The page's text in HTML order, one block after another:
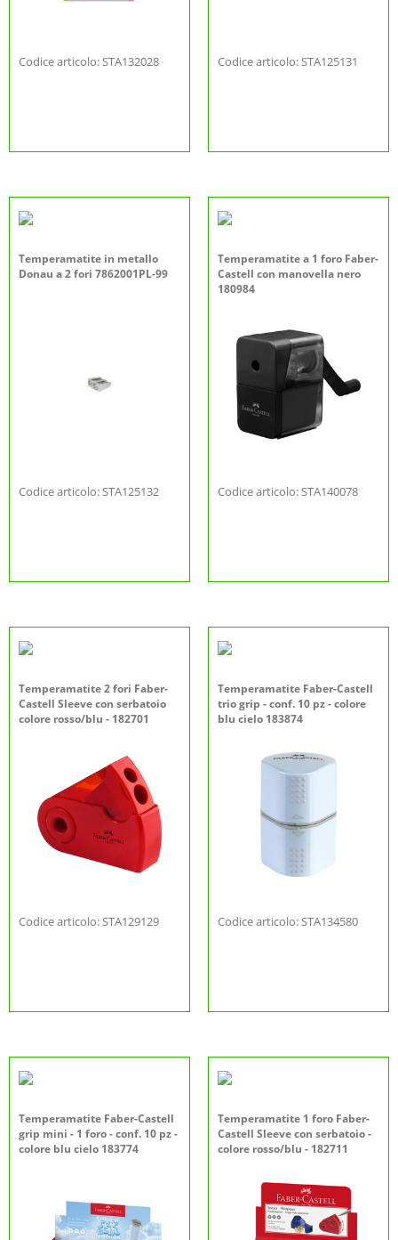
Codice articolo: STA132028 Codice articolo: STA125131
Temperamatite in metallo
Donau a 2 fori 7862001PL-99
Codice articolo: STA125132
Temperamatite a 1 foro Faber-
Castell con manovella nero
180984
Codice articolo: STA140078
Temperamatite 2 fori Faber-
Castell Sleeve con serbatoio
colore rosso/blu - 182701
Codice articolo: STA129129
Temperamatite Faber-Castell
trio grip - conf. 10 pz - colore
blu cielo 183874
Codice articolo: STA134580
Temperamatite Faber-Castell
grip mini - 1 foro - conf. 10 pz -
colore blu cielo 183774
Temperamatite 1 foro Faber-
Castell Sleeve con serbatoio -
colore rosso/blu - 182711